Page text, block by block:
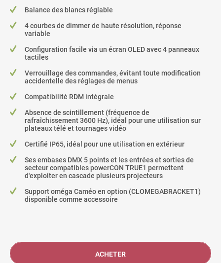
Balance des blancs réglable
4 courbes de dimmer de haute résolution, réponse
variable
Configuration facile via un écran OLED avec 4 panneaux
tactiles
Verrouillage des commandes, évitant toute modification
accidentelle des réglages de menus
Compatibilité RDM intégrale
Absence de scintillement (fréquence de
rafraîchissement 3600 Hz), idéal pour une utilisation sur
plateaux télé et tournages vidéo
Certifié IP65, idéal pour une utilisation en extérieur
Ses embases DMX 5 points et les entrées et sorties de
secteur compatibles powerCON TRUE1 permettent
d'exploiter en cascade plusieurs projecteurs
Support oméga Caméo en option (CLOMEGABRACKET1)
disponible comme accessoire
ACHETER